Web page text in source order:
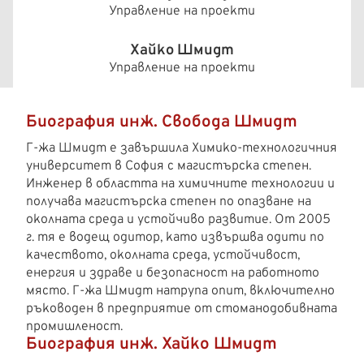
Управление на проекти
Хайко Шмидт
Управление на проекти
Биография инж. Свобода Шмидт
Г-жа Шмидт е завършила Химико-технологичния
университет в София с магистърска степен.
Инженер в областта на химичните технологии и
получава магистърска степен по опазване на
околната среда и устойчиво развитие. От 2005
г. тя е водещ одитор, като извършва одити по
качеството, околната среда, устойчивост,
енергия и здраве и безопасност на работното
място. Г-жа Шмидт натрупа опит, включително
ръководен в предприятие от стоманодобивната
промишленост.
Биография инж. Хайко Шмидт